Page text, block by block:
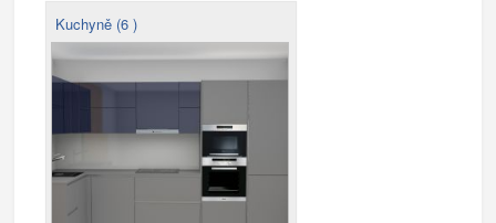
Kuchyně (6 )